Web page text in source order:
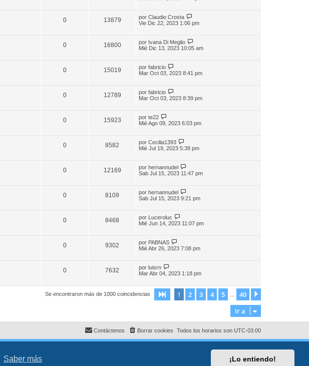
Saber más ¡Lo entiendo!
0 13879 por Claudio Crosta
Vie Dic 22, 2023 1:06 pm
0 16800 por Ivana Di Meglio
Mié Dic 13, 2023 10:05 am
0 15019 por fabricio
Mar Oct 03, 2023 8:41 pm
0 12789 por fabricio
Mar Oct 03, 2023 8:39 pm
0 15923 por te22
Mié Ago 09, 2023 6:03 pm
0 8582 por Cecilia1393
Mié Jul 19, 2023 5:38 pm
0 12169 por hernannudel
Sab Jul 15, 2023 11:47 pm
0 8109 por hernannudel
Sab Jul 15, 2023 9:21 pm
0 8468 por Luceroluc
Mié Jun 14, 2023 11:07 pm
0 9302 por PABNAS
Mié Abr 26, 2023 7:08 pm
0 7632 por luisrn
Mar Abr 04, 2023 1:18 pm
Se encontraron más de 1000 coincidencias Página1 de 40
1 2 3 4 5 40
Ir a
Todos los horarios son UTC-03:00
Borrar cookies
Contáctenos